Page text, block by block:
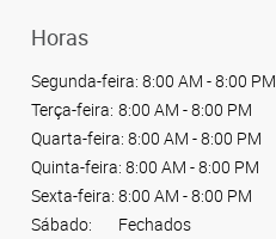
Horas
Segunda-feira: 8:00 AM - 8:00 PM
Terça-feira: 8:00 AM - 8:00 PM
Quarta-feira: 8:00 AM - 8:00 PM
Quinta-feira: 8:00 AM - 8:00 PM
Sexta-feira: 8:00 AM - 8:00 PM
Sábado:
Fechados